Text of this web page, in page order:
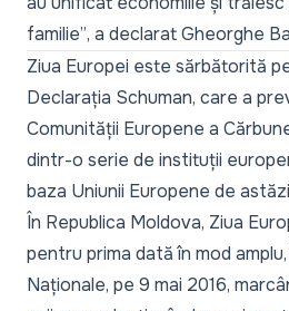
familie”, a declarat Gheorghe
Ziua Europei este sărbătorită
Declarația Schuman, care a
Comunității Europene a
dintr-o serie de instituții
baza Uniunii Europene de
În Republica Moldova, Ziua
pentru prima dată în mod
Naționale, pe 9 mai 2016,